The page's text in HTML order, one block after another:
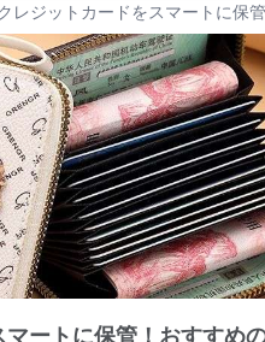
レジットカードをスマートに保
ートに保管！おすすめ